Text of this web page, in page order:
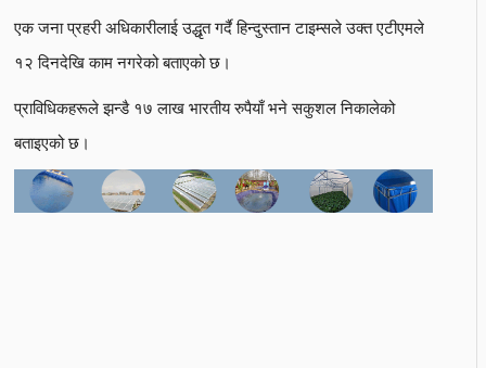
एक जना प्रहरी अधिकारीलाई उद्धृत गर्दै हिन्दुस्तान टाइम्सले उक्त एटीएमले
१२ दिनदेखि काम नगरेको बताएको छ।
प्राविधिकहरूले झन्डै १७ लाख भारतीय रुपैयाँ भने सकुशल निकालेको
बताइएको छ।